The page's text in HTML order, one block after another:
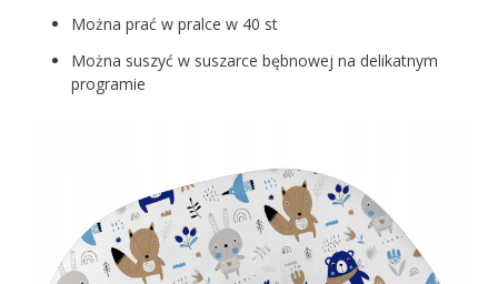
Można prać w pralce w 40 st
Można suszyć w suszarce bębnowej na delikatnym
programie